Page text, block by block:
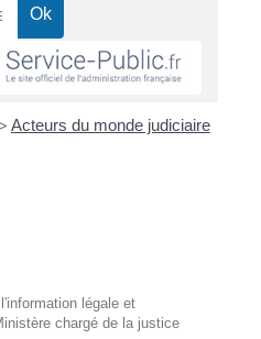
> Acteurs du monde judiciaire
légale et
chargé de la justice